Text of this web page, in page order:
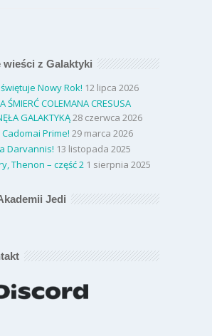
wieści z Galaktyki
Nowy Rok! 12 lipca 2026
ŚMIERĆ COLEMANA CRESUSA
GALAKTYKĄ28 czerwca 2026
Prime! 29 marca 2026
Darvannis! 13 listopada 2025
Thenon – część 2 1 sierpnia 2025
Jedi